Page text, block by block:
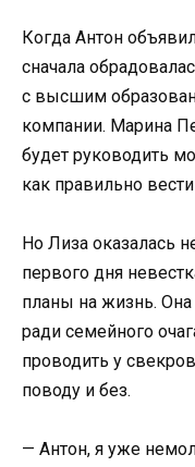
Когда Антон
сначала
с высшим
компании. Марина
будет руководить
как правильно
Но Лиза оказалась
первого дня
планы на жизнь. Она
ради семейного
проводить у
поводу и без.
— Антон, я уже